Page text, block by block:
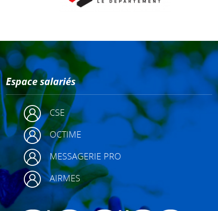
Espace salariés
CSE
OCTIME
MESSAGERIE PRO
AIRMES